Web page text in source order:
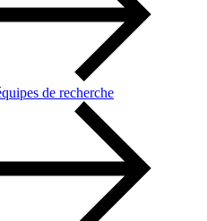
de recherche